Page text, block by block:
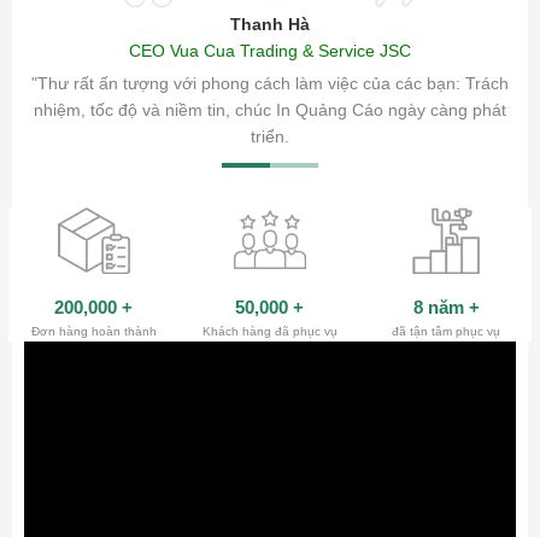
Thanh Hà
CEO Vua Cua Trading & Service JSC
"Thư rất ấn tượng với phong cách làm việc của các bạn: Trách
nhiệm, tốc độ và niềm tin, chúc In Quảng Cáo ngày càng phát
triển.
sóc
200,000 +
Đơn hàng hoàn thành
50,000 +
Khách hàng đã phục vụ
8 năm +
đã tận tâm phục vụ